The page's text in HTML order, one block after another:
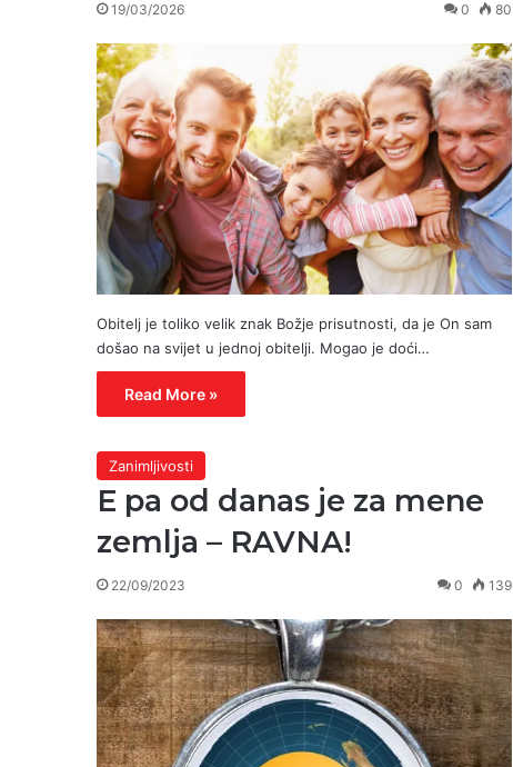
19/03/2026 0 80
Obitelj je toliko velik znak Božje prisutnosti, da je On sam
došao na svijet u jednoj obitelji. Mogao je doći…
Read More »
Zanimljivosti
E pa od danas je za mene
zemlja – RAVNA!
22/09/2023 0 139